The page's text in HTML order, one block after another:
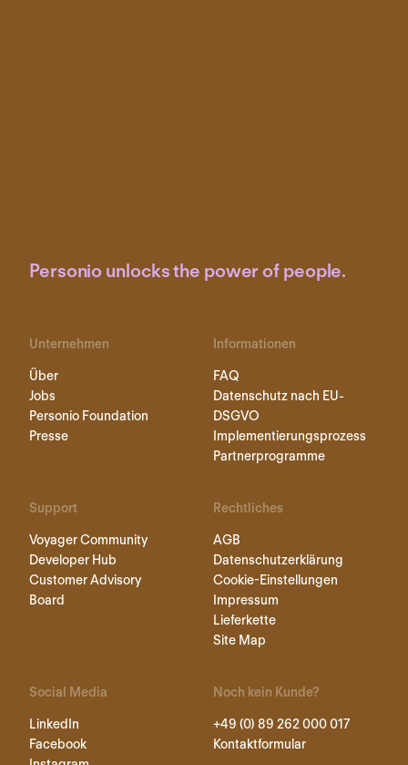
Personio unlocks the power of people.
Unternehmen
Über
Jobs
Personio Foundation
Presse
Informationen
FAQ
Datenschutz nach EU-
DSGVO
Implementierungsprozess
Partnerprogramme
Support
Voyager Community
Developer Hub
Customer Advisory
Board
Rechtliches
AGB
Datenschutzerklärung
Cookie-Einstellungen
Impressum
Lieferkette
Site Map
Social Media
LinkedIn
Facebook
Noch kein Kunde?
+49 (0) 89 262 000 017
Kontaktformular